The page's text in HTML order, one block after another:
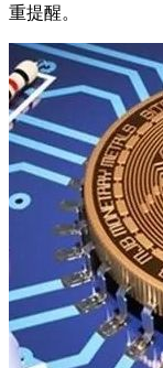
重提醒。